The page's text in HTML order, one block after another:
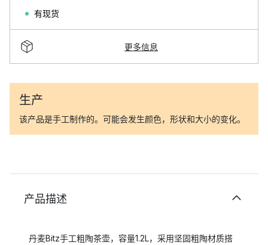
有现货
更多信息
生产
该产品是手工制作的。可能会发生颜色，形状和大小的变化。
产品描述
丹麦Bitz手工粗陶茶壶，容量1.2L，采用坚固粗陶材质搭